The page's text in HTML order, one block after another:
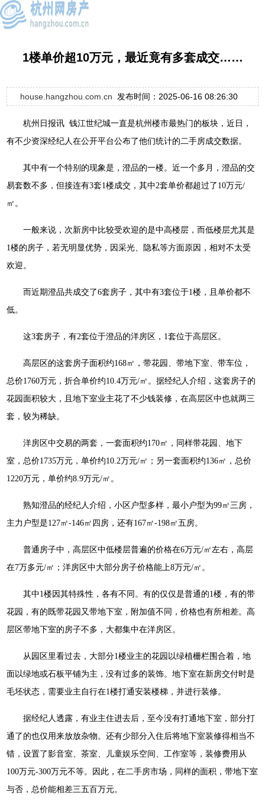
1楼单价超10万元，最近竟有多套成交……
house.hangzhou.com.cn 发布时间：2025-06-16 08:26:30
杭州日报讯 钱江世纪城一直是杭州楼市最热门的板块，近日，
有不少资深经纪人在公开平台公布了他们统计的二手房成交数据。
其中有一个特别的现象是，澄品的一楼。近一个多月，澄品的交
易套数不多，但接连有3套1楼成交，其中2套单价都超过了10万元/
㎡。
一般来说，次新房中比较受欢迎的是中高楼层，而低楼层尤其是
1楼的房子，若无明显优势，因采光、隐私等方面原因，相对不太受
欢迎。
而近期澄品共成交了6套房子，其中有3套位于1楼，且单价都不
低。
这3套房子，有2套位于澄品的洋房区，1套位于高层区。
高层区的这套房子面积约168㎡，带花园、带地下室、带车位，
总价1760万元，折合单价约10.4万元/㎡。据经纪人介绍，这套房子的
花园面积较大，且地下室业主花了不少钱装修，在高层区中也就两三
套，较为稀缺。
洋房区中交易的两套，一套面积约170㎡，同样带花园、地下
室，总价1735万元，单价约10.2万元/㎡；另一套面积约136㎡，总价
1220万元，单价约8.9万元/㎡。
熟知澄品的经纪人介绍，小区户型多样，最小户型为99㎡三房，
主力户型是127㎡-146㎡四房，还有167㎡-198㎡五房。
普通房子中，高层区中低楼层普遍的价格在6万元/㎡左右，高层
在7万多元/㎡；洋房区中大部分房子价格能上8万元/㎡。
其中1楼因其特殊性，各有不同。有的仅仅是普通的1楼，有的带
花园，有的既带花园又带地下室，附加值不同，价格也有所相差。高
层区带地下室的房子不多，大都集中在洋房区。
从园区里看过去，大部分1楼业主的花园以绿植栅栏围合着，地
面以绿地或石板平铺为主，没有过多的装饰。地下室在新房交付时是
毛坯状态，需要业主自行在1楼打通安装楼梯，并进行装修。
据经纪人透露，有业主住进去后，至今没有打通地下室，部分打
通了的也仅用来放放杂物。还有少部分入住后将地下室装修得相当不
错，设置了影音室、茶室、儿童娱乐空间、工作室等，装修费用从
100万元-300万元不等。因此，在二手房市场，同样的面积，带地下室
与否，总价能相差三五百万元。